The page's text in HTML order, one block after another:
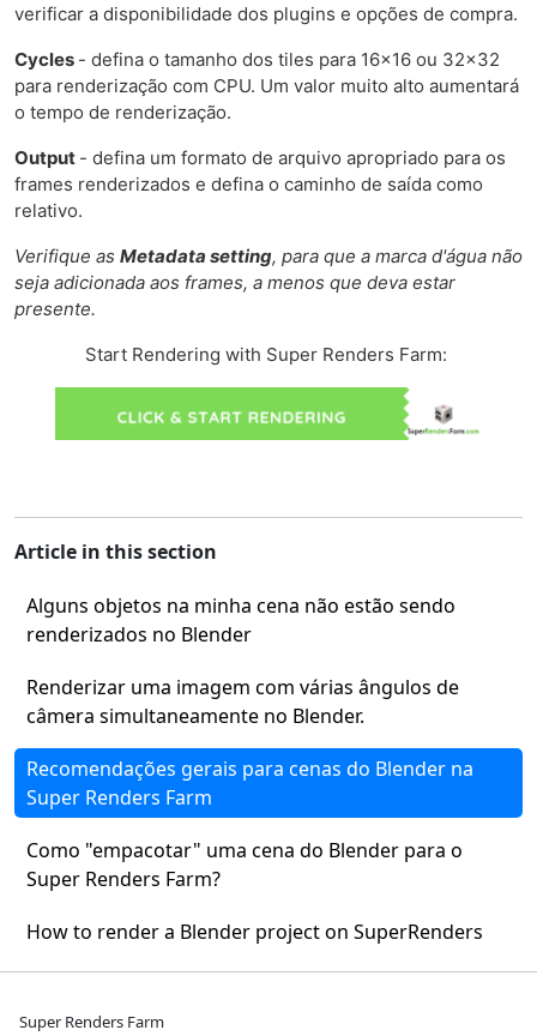
verificar a disponibilidade dos plugins e opções de compra.
Cycles - defina o tamanho dos tiles para 16x16 ou 32x32
para renderização com CPU. Um valor muito alto aumentará
o tempo de renderização.
Output - defina um formato de arquivo apropriado para os
frames renderizados e defina o caminho de saída como
relativo.
Verifique as Metadata setting, para que a marca d'água não
seja adicionada aos frames, a menos que deva estar
presente.
Start Rendering with Super Renders Farm:
Article in this section
Alguns objetos na minha cena não estão sendo
renderizados no Blender
Renderizar uma imagem com várias ângulos de
câmera simultaneamente no Blender.
Recomendações gerais para cenas do Blender na
Super Renders Farm
Como "empacotar" uma cena do Blender para o
Super Renders Farm?
How to render a Blender project on SuperRenders
Super Renders Farm